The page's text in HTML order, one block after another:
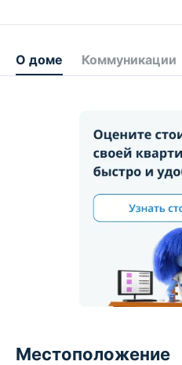
О доме Коммуникации
Местоположение